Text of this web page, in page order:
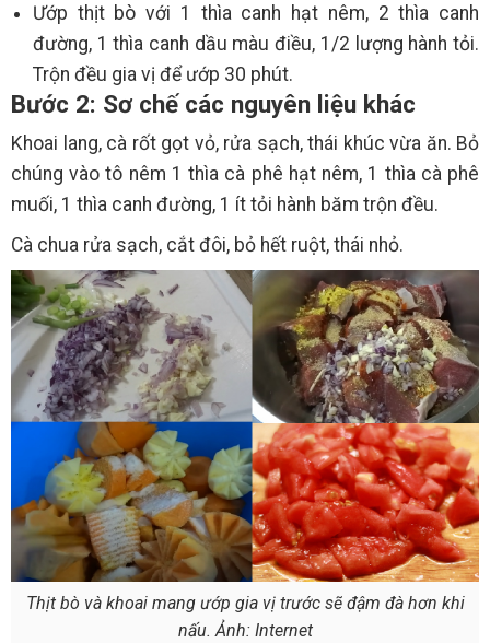
Ướp thịt bò với 1 thìa canh hạt nêm, 2 thìa canh
đường, 1 thìa canh dầu màu điều, 1/2 lượng hành tỏi.
Trộn đều gia vị để ướp 30 phút.
Bước 2: Sơ chế các nguyên liệu khác
Khoai lang, cà rốt gọt vỏ, rửa sạch, thái khúc vừa ăn. Bỏ
chúng vào tô nêm 1 thìa cà phê hạt nêm, 1 thìa cà phê
muối, 1 thìa canh đường, 1 ít tỏi hành băm trộn đều.
Cà chua rửa sạch, cắt đôi, bỏ hết ruột, thái nhỏ.
Thịt bò và khoai mang ướp gia vị trước sẽ đậm đà hơn khi
nấu. Ảnh: Internet